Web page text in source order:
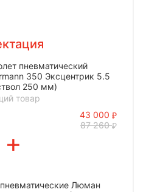
пневматический
350 Эксцентрик 5.5
250 мм)
товар
43 000
87 260
Люман